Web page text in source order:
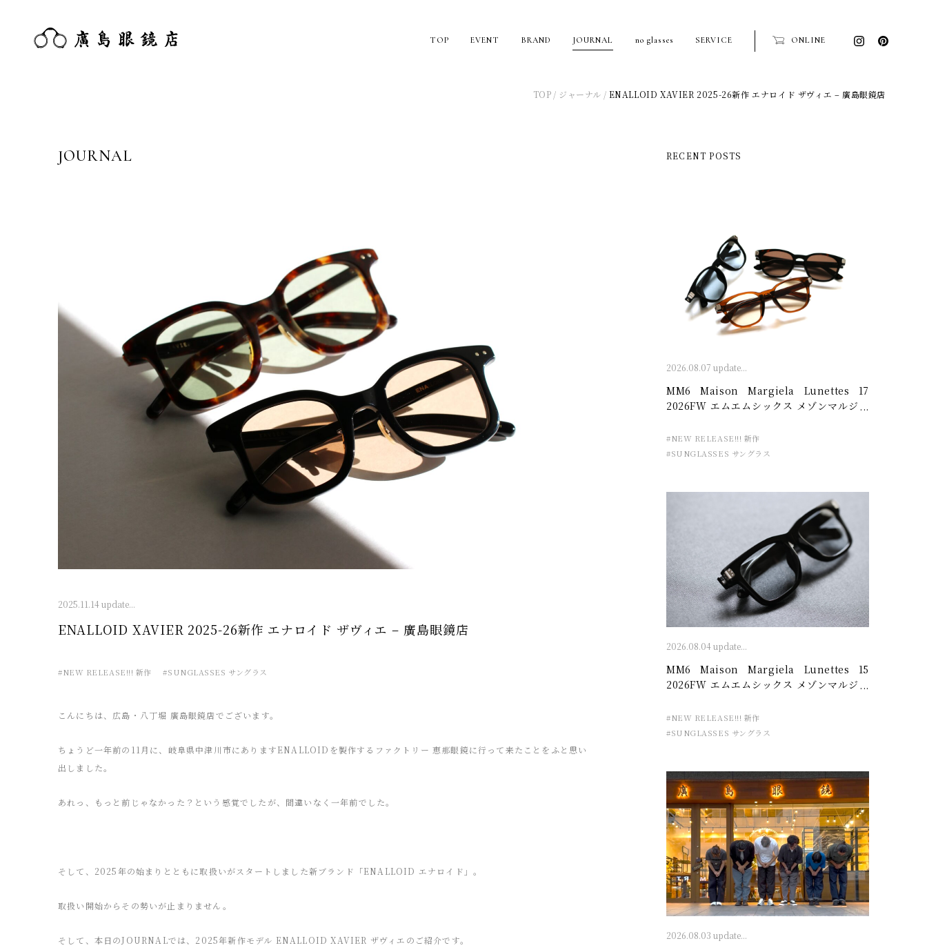
TOP EVENT BRAND JOURNAL no glasses SERVICE ONLINE
TOP ジャーナル ENALLOID XAVIER 2025-26新作 エナロイド ザヴィエ – 廣島眼鏡店
JOURNAL
2025.11.14 update...
ENALLOID XAVIER 2025-26新作 エナロイド ザヴィエ – 廣島眼鏡店
#NEW RELEASE!!! 新作 #SUNGLASSES サングラス
こんにちは、広島・八丁堀 廣島眼鏡店でございます。
ちょうど一年前の11月に、岐阜県中津川市にありますENALLOIDを製作するファクトリー 恵那眼鏡に行って来たことをふと思い
出しました。
あれっ、もっと前じゃなかった？という感覚でしたが、間違いなく一年前でした。
そして、2025年の始まりとともに取扱いがスタートしました新ブランド「ENALLOID エナロイド」。
取扱い開始からその勢いが止まりません。
そして、本日のJOURNALでは、2025年新作モデル ENALLOID XAVIER ザヴィエのご紹介です。
RECENT POSTS
2026.08.07 update...
MM6 Maison Margiela Lunettes 17
2026FW エムエムシックス メゾンマルジェ
#NEW RELEASE!!! 新作
#SUNGLASSES サングラス
2026.08.04 update...
MM6 Maison Margiela Lunettes 15
2026FW エムエムシックス メゾンマルジェ
#NEW RELEASE!!! 新作
#SUNGLASSES サングラス
2026.08.03 update...